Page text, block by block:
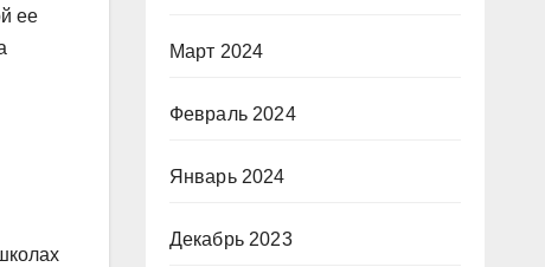
ее
Март 2024
Февраль 2024
Январь 2024
Декабрь 2023